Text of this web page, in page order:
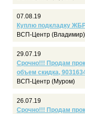
07.08.19
Куплю подкладку
ВСП-Центр (Владимир)
29.07.19
Срочно!!! Продам
объем скидка,
ВСП-Центр (Муром)
26.07.19
Срочно!!! Продам